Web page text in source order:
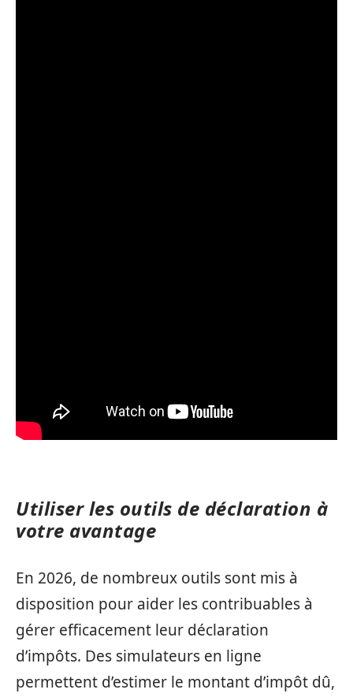
Utiliser les outils de déclaration à
votre avantage
En 2026, de nombreux outils sont mis à
disposition pour aider les contribuables à
gérer efficacement leur déclaration
d’impôts. Des simulateurs en ligne
permettent d’estimer le montant d’impôt dû,